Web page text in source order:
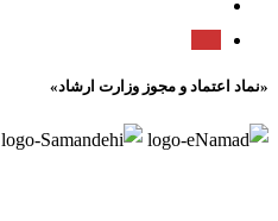
«نماد اعتماد و مجوز وزارت ارشاد»